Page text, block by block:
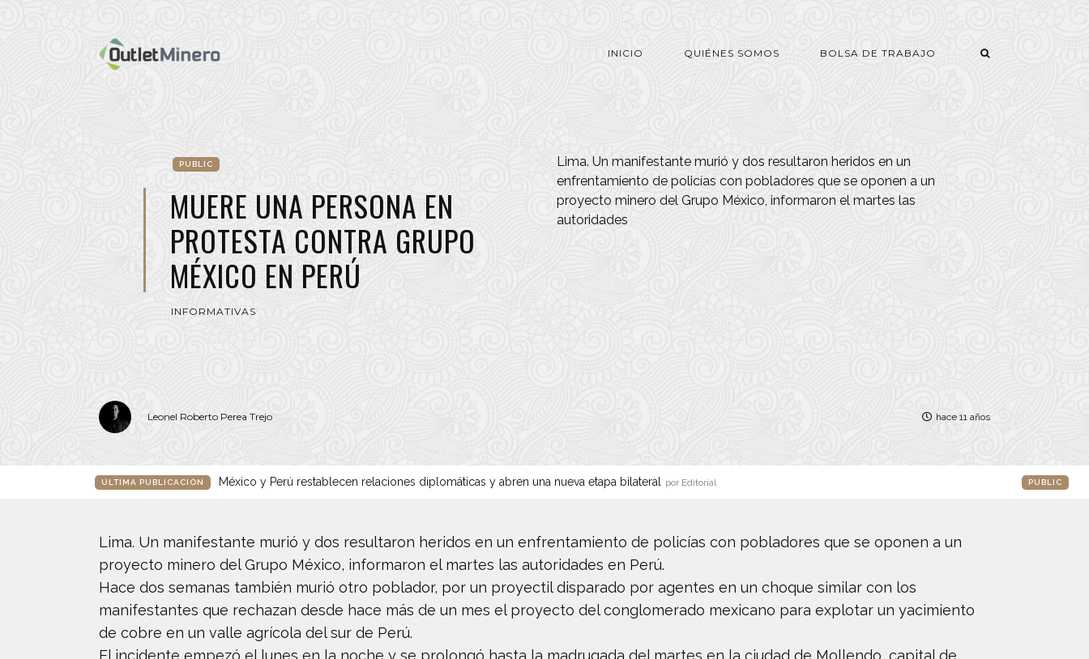
INICIO QUIÉNES SOMOS BOLSA DE TRABAJO
PUBLIC
MUERE UNA PERSONA EN
PROTESTA CONTRA GRUPO
MÉXICO EN PERÚ
INFORMATIVAS
Lima. Un manifestante murió y dos resultaron heridos en un
enfrentamiento de policías con pobladores que se oponen a un
proyecto minero del Grupo México, informaron el martes las
autoridades
Leonel Roberto Perea Trejo hace 11 años
ÚLTIMA PUBLICACIÓN México y Perú restablecen relaciones diplomáticas y abren una nueva etapa bilateral por Editorial PUBLIC
Lima. Un manifestante murió y dos resultaron heridos en un enfrentamiento de policías con pobladores que se oponen a un
proyecto minero del Grupo México, informaron el martes las autoridades en Perú.
Hace dos semanas también murió otro poblador, por un proyectil disparado por agentes en un choque similar con los
manifestantes que rechazan desde hace más de un mes el proyecto del conglomerado mexicano para explotar un yacimiento
de cobre en un valle agrícola del sur de Perú.
El incidente empezó el lunes en la noche y se prolongó hasta la madrugada del martes en la ciudad de Mollendo, capital de